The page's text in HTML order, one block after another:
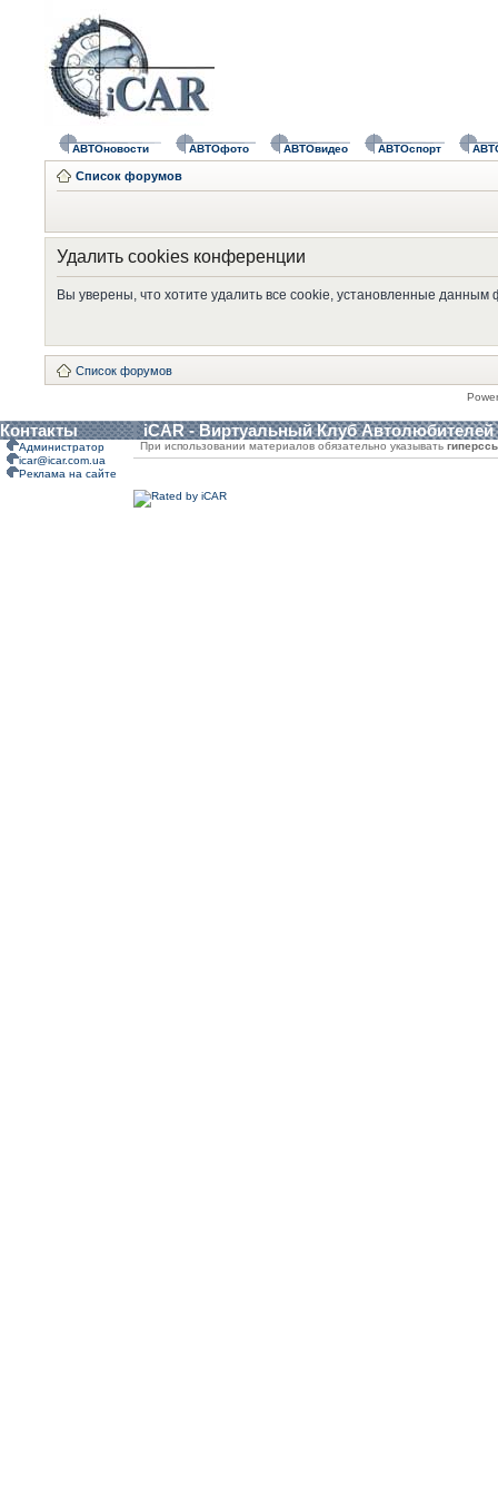
АВТОновости АВТОфото АВТОвидео АВТОспорт
Список форумов
Удалить cookies конференции
Вы уверены, что хотите удалить все cookie, установленные
Список форумов
Контакты iCAR - Виртуальный Клуб Автолюбителей
Администратор
icar@icar.com.ua
Реклама на сайте
При использовании материалов обязательно указывать